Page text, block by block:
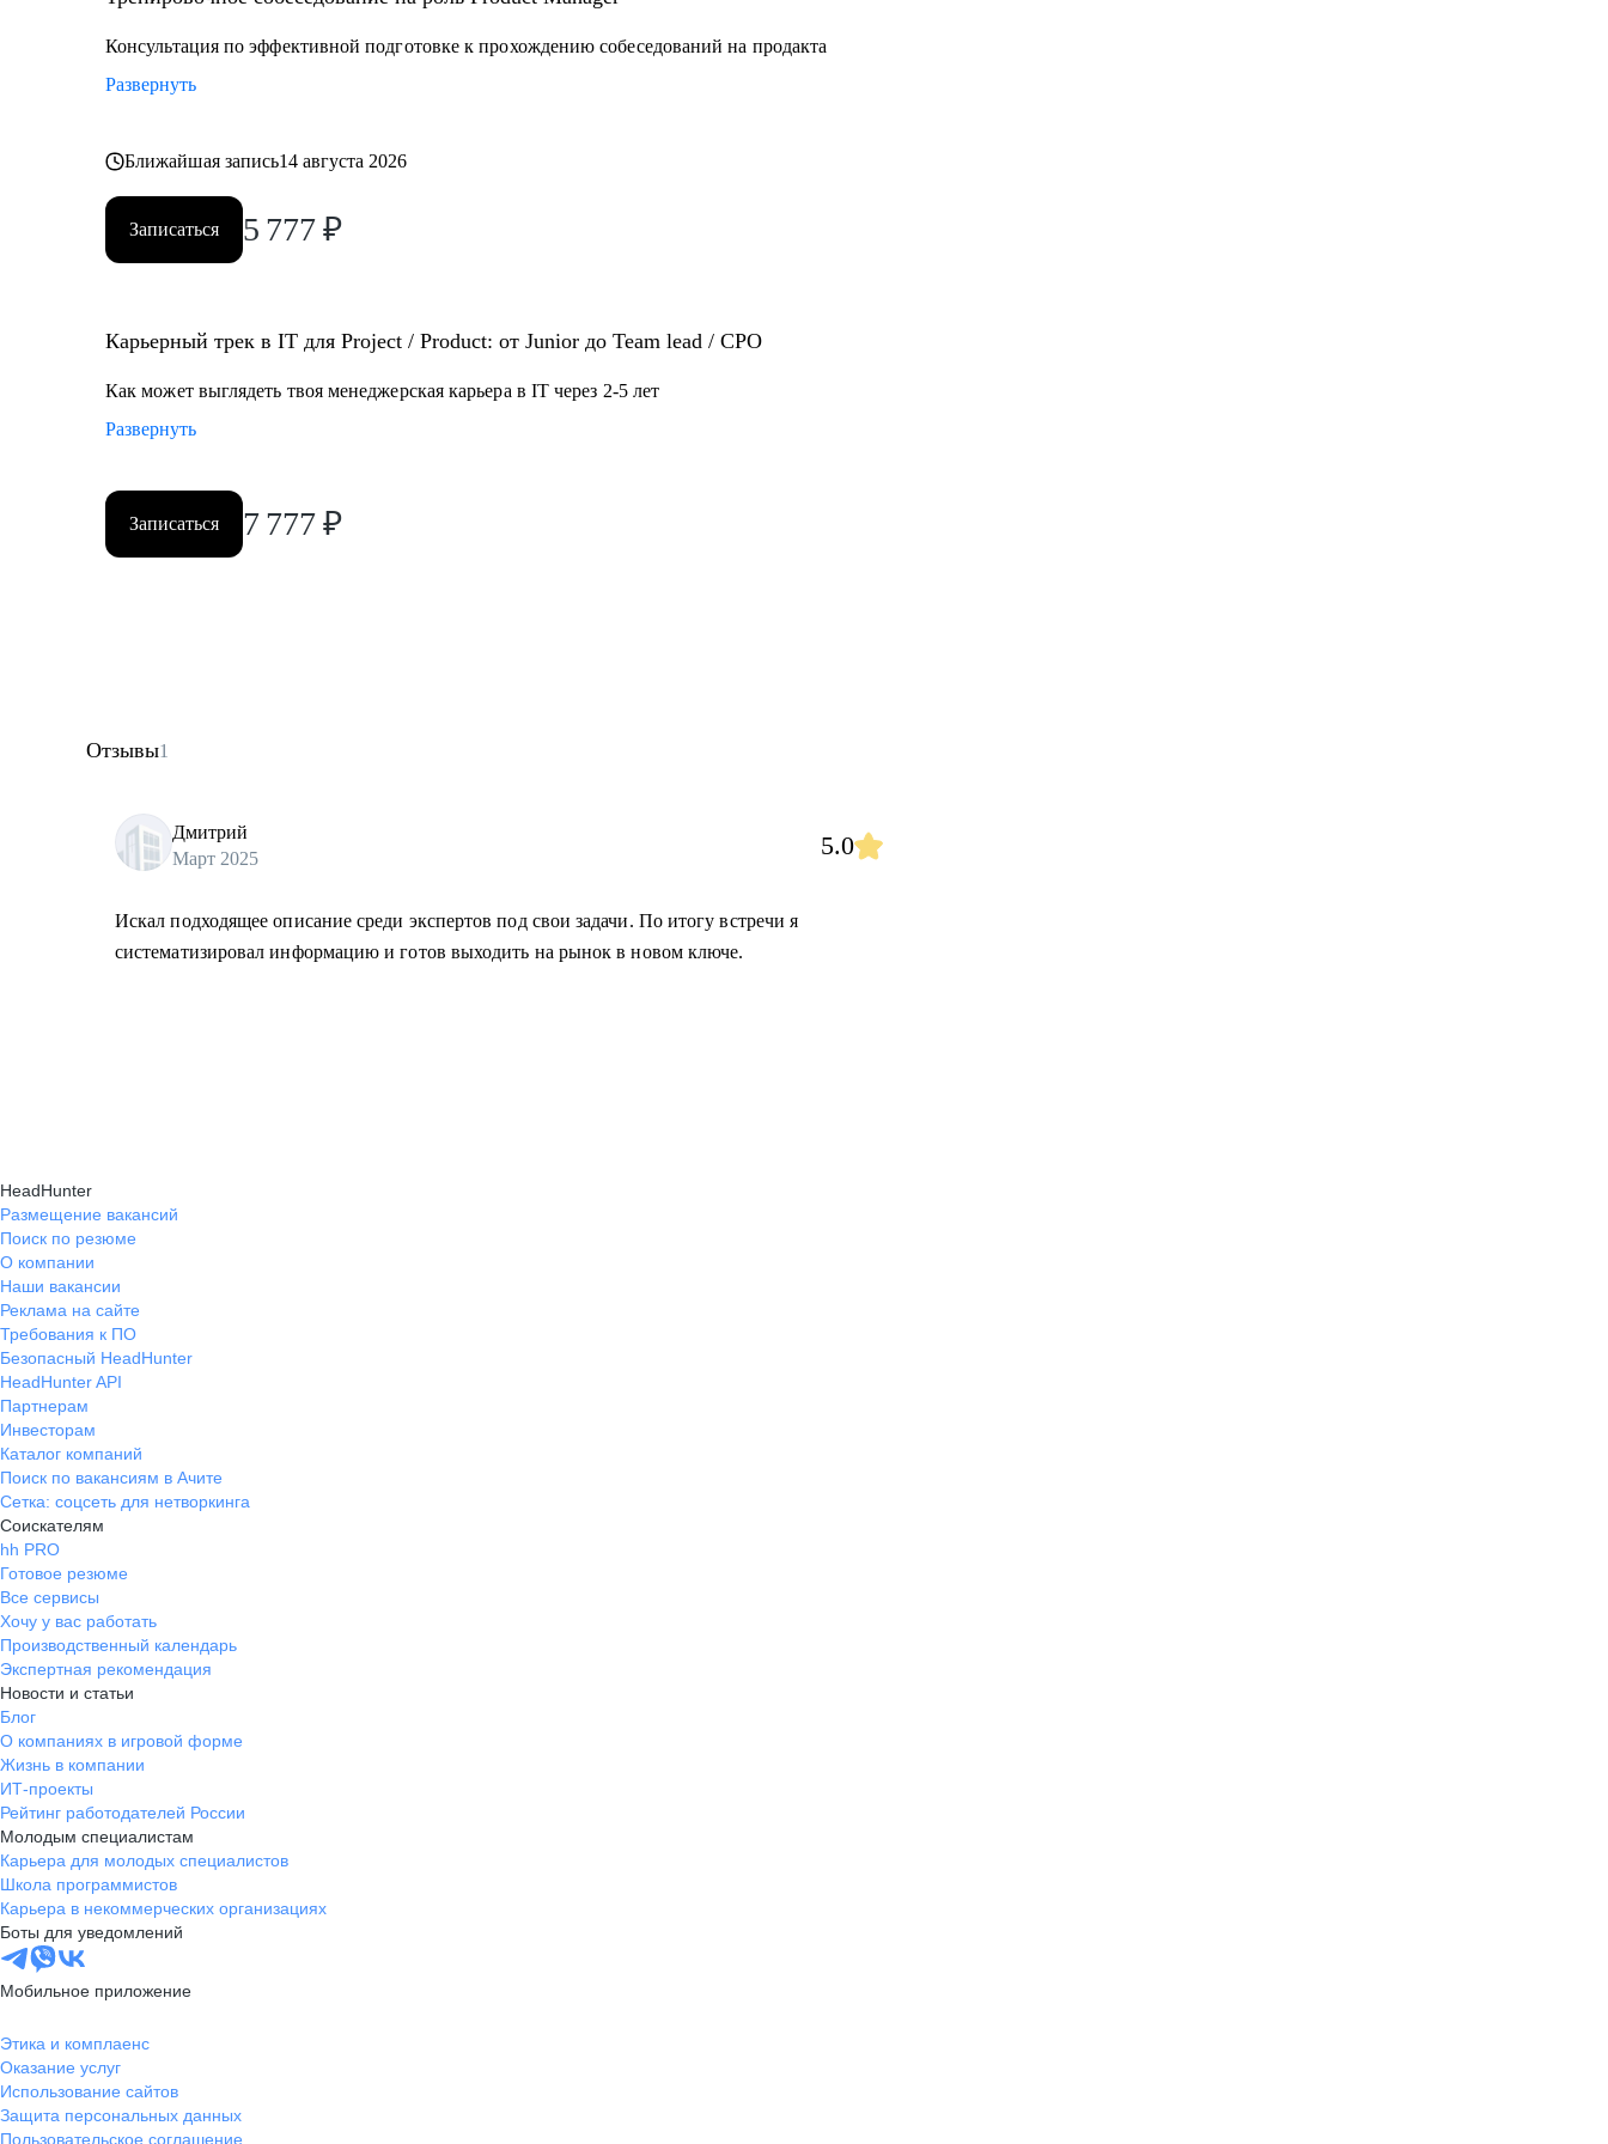
• Разобраться что делать в непонятной проектной / конфликтной ситуации
• Junior и Middle проджектам, продактам и продакт оунерам - советами по карьере, процессам и
• Руководителям разных уровней, тимлидам, C-suit - как собирать, мотивировать, управлять
распределенной командой
Консультация по эффективной подготовке к прохождению собеседований на продакта
Развернуть
Ближайшая запись14 августа 2026
Записаться 5 777 ₽
Карьерный трек в IT для Project / Product: от Junior до Team lead / CPO
Как может выглядеть твоя менеджерская карьера в IT через 2-5 лет
Развернуть
Записаться 7 777 ₽
Отзывы1
Дмитрий
Март 2025
5.0
Искал подходящее описание среди экспертов под свои задачи. По итогу встречи я
систематизировал информацию и готов выходить на рынок в новом ключе.
HeadHunter
Размещение вакансий
Поиск по резюме
О компании
Наши вакансии
Реклама на сайте
Требования к ПО
Безопасный HeadHunter
HeadHunter API
Партнерам
Инвесторам
Каталог компаний
Поиск по вакансиям в Ачите
Сетка: соцсеть для нетворкинга
Соискателям
hh PRO
Готовое резюме
Все сервисы
Хочу у вас работать
Производственный календарь
Экспертная рекомендация
Новости и статьи
Блог
О компаниях в игровой форме
Жизнь в компании
ИТ-проекты
Рейтинг работодателей России
Молодым специалистам
Карьера для молодых специалистов
Школа программистов
Карьера в некоммерческих организациях
Боты для уведомлений
Мобильное приложение
Этика и комплаенс
Оказание услуг
Использование сайтов
Защита персональных данных
Пользовательское соглашение